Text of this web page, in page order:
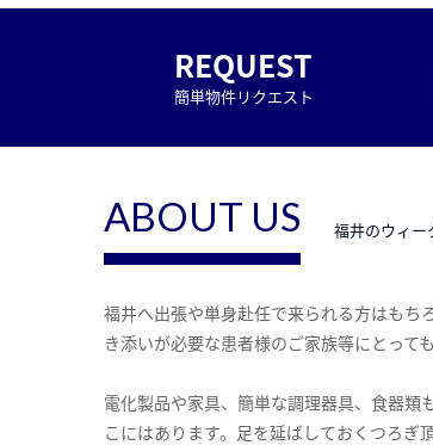
REQUEST
簡単物件リクエスト
ABOUT US 福井のウィー
福井へ出張や単身赴任で来られる方はもち
き添いが必要な患者様のご家族等にとって
電化製品や家具、簡単な調理器具、食器類
こにはあります。足を延ばしておくつろぎ